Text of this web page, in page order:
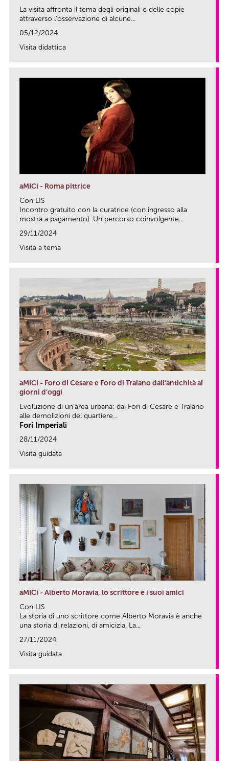
La visita affronta il tema degli originali e delle copie
attraverso l’osservazione di alcune...
05/12/2024
Visita didattica
aMICi - Roma pittrice
Con LIS
Incontro gratuito con la curatrice (con ingresso alla
mostra a pagamento). Un percorso coinvolgente...
29/11/2024
Visita a tema
aMICi - Foro di Cesare e Foro di Traiano dall’antichità ai
giorni d’oggi
Evoluzione di un’area urbana: dai Fori di Cesare e Traiano
alle demolizioni del quartiere...
Fori Imperiali
28/11/2024
Visita guidata
aMICi - Alberto Moravia, lo scrittore e i suoi amici
Con LIS
La storia di uno scrittore come Alberto Moravia è anche
una storia di relazioni, di amicizia. La...
27/11/2024
Visita guidata